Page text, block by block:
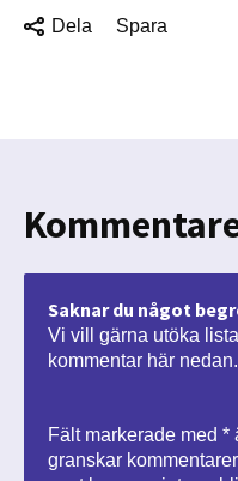
Dela Spara
Saknar du något
Vi vill gärna utöka
kommentar här nedan.
Fält markerade med
granskar